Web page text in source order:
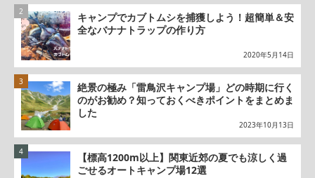
キャンプでカブトムシを捕獲しよう！超簡単＆安
全なバナナトラップの作り方
2020年5月14日
絶景の極み「雷鳥沢キャンプ場」どの時期に行く
のがお勧め？知っておくべきポイントをまとめま
した
2023年10月13日
【標高1200m以上】関東近郊の夏でも涼しく過
ごせるオートキャンプ場12選